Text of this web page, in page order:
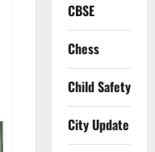
CBSE
Chess
Child Safety
City Update